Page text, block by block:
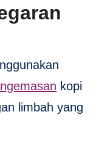
kopi
limbah yang